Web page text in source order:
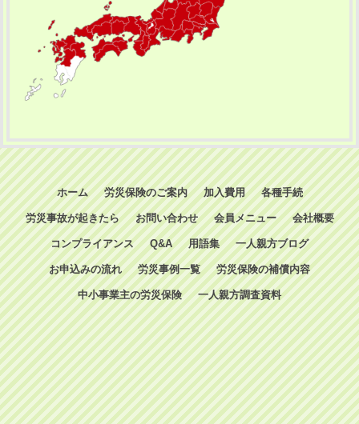
ホーム 労災保険のご案内 加入費用 各種手続
労災事故が起きたら お問い合わせ 会員メニュー 会社概要
コンプライアンス Q&A 用語集 一人親方ブログ
お申込みの流れ 労災事例一覧 労災保険の補償内容
中小事業主の労災保険 一人親方調査資料